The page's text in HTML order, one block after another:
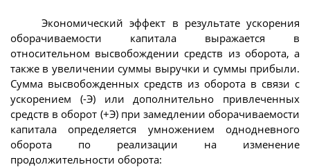
Экономический эффект в результате ускорения
оборачиваемости капитала выражается в
относительном высвобождении средств из оборота, а
также в увеличении суммы выручки и суммы прибыли.
Сумма высвобожденных средств из оборота в связи с
ускорением (-Э) или дополнительно привлеченных
средств в оборот (+Э) при замедлении оборачиваемости
капитала определяется умножением однодневного
оборота по реализации на изменение
продолжительности оборота: